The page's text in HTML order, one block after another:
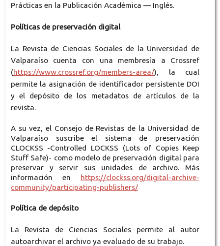
Prácticas en la Publicación Académica — Inglés.
Políticas de preservación digital
La Revista de Ciencias Sociales de la Universidad de
Valparaíso cuenta con una membresía a Crossref
(https://www.crossref.org/members-area/), la cual
permite la asignación de identificador persistente DOI
y el depósito de los metadatos de artículos de la
revista.
A su vez, el Consejo de Revistas de la Universidad de
Valparaíso suscribe el sistema de preservación
CLOCKSS -Controlled LOCKSS (Lots of Copies Keep
Stuff Safe)- como modelo de preservación digital para
preservar y servir sus unidades de archivo. Más
información en https://clockss.org/digital-archive-
community/participating-publishers/
Política de depósito
La Revista de Ciencias Sociales permite al autor
autoarchivar el archivo ya evaluado de su trabajo.